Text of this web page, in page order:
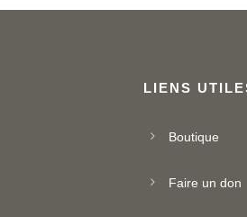
LIENS
Boutique
Faire un don